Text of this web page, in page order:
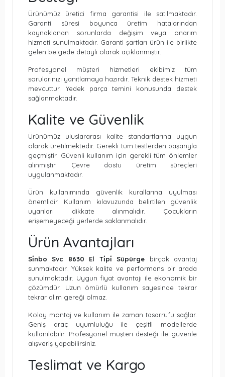
Ürünümüz üretici firma garantisi ile satılmaktadır.
Garanti süresi boyunca üretim hatalarından
kaynaklanan sorunlarda değişim veya onarım
hizmeti sunulmaktadır. Garanti şartları ürün ile birlikte
gelen belgede detaylı olarak açıklanmıştır.
Profesyonel müşteri hizmetleri ekibimiz tüm
sorularınızı yanıtlamaya hazırdır. Teknik destek hizmeti
mevcuttur. Yedek parça temini konusunda destek
sağlanmaktadır.
Kalite ve Güvenlik
Ürünümüz uluslararası kalite standartlarına uygun
olarak üretilmektedir. Gerekli tüm testlerden başarıyla
geçmiştir. Güvenli kullanım için gerekli tüm önlemler
alınmıştır. Çevre dostu üretim süreçleri
uygulanmaktadır.
Ürün kullanımında güvenlik kurallarına uyulması
önemlidir. Kullanım kılavuzunda belirtilen güvenlik
uyarıları dikkate alınmalıdır. Çocukların
erişemeyeceği yerlerde saklanmalıdır.
Ürün Avantajları
Si̇nbo Svc 8630 El Ti̇pi̇ Süpürge birçok avantaj
sunmaktadır. Yüksek kalite ve performans bir arada
sunulmaktadır. Uygun fiyat avantajı ile ekonomik bir
çözümdür. Uzun ömürlü kullanım sayesinde tekrar
tekrar alım gereği olmaz.
Kolay montaj ve kullanım ile zaman tasarrufu sağlar.
Geniş araç uyumluluğu ile çeşitli modellerde
kullanılabilir. Profesyonel müşteri desteği ile güvenle
alışveriş yapabilirsiniz.
Teslimat ve Kargo